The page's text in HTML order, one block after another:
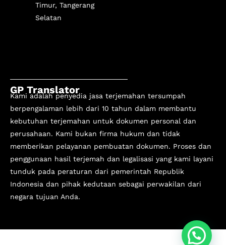
Timur, Tangerang
Selatan
GP Translator
Kami adalah penyedia jasa terjemahan tersumpah
berpengalaman lebih dari 10 tahun dalam membantu
kebutuhan terjemahan untuk dokumen personal dan
perusahaan. Kami bukan firma hukum dan tidak
memberikan pelayanan pembuatan dokumen. Proses dan
penggunaan hasil terjemah dan legalisasi yang kami layani
tunduk pada peraturan dari pemerintah Republik
Indonesia dan pihak kedutaan sebagai perwakilan dari
negara tujuan Anda.